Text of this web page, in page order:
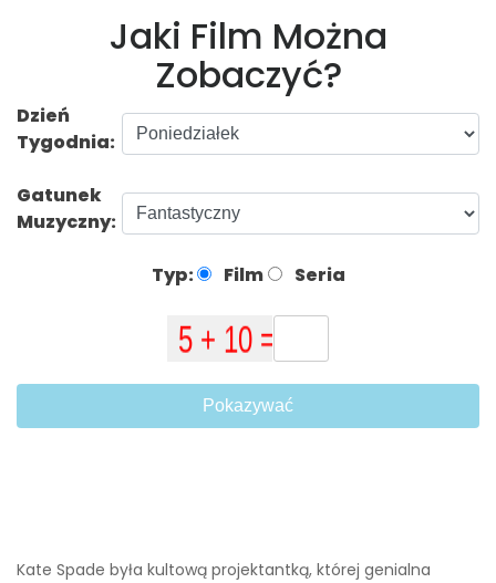
Jaki Film Można
Zobaczyć?
Dzień
Tygodnia:
Gatunek
Muzyczny:
Typ: Film Seria
Pokazywać
Kate Spade była kultową projektantką, której genialna